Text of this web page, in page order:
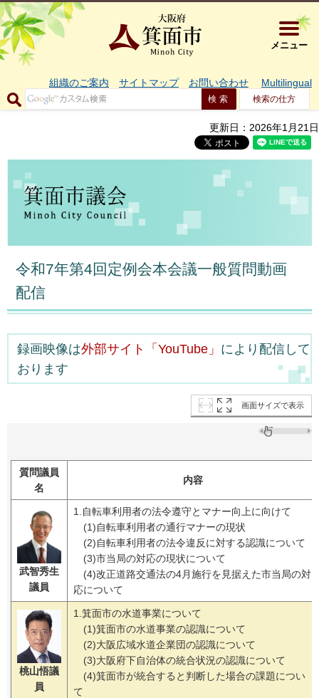
大阪府箕
メニュー
組織のご案内 サイトマップ お問い合わせ Multilingual
検索の仕方
更新日：2026年1月21日
令和7年第4回定例会本会議一般質問動画
配信
録画映像は外部サイト「YouTube」 により配信して
おります
画面サイズで表示
質問議員
名
内容
武智秀生
議員
1.自転車利用者の法令遵守とマナー向上に向けて
(1)自転車利用者の通行マナーの現状
(2)自転車利用者の法令違反に対する認識について
(3)市当局の対応の現状について
(4)改正道路交通法の4月施行を見据えた市当局の対
応について
桃山悟議
員
1.箕面市の水道事業について
(1)箕面市の水道事業の認識について
(2)大阪広域水道企業団の認識について
(3)大阪府下自治体の統合状況の認識について
(4)箕面市が統合すると判断した場合の課題につい
て